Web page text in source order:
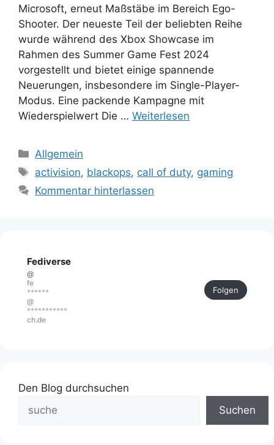
Microsoft, erneut Maßstäbe im Bereich Ego-
Shooter. Der neueste Teil der beliebten Reihe
wurde während des Xbox Showcase im
Rahmen des Summer Game Fest 2024
vorgestellt und bietet einige spannende
Neuerungen, insbesondere im Single-Player-
Modus. Eine packende Kampagne mit
Wiederspielwert Die … Weiterlesen
Kategorien
Allgemein
Schlagwörter
activision, blackops, call of duty, gaming
Kommentar hinterlassen
Fediverse
@
fe
******
@
***********
ch.de
Folgen
Den Blog durchsuchen
Suchen